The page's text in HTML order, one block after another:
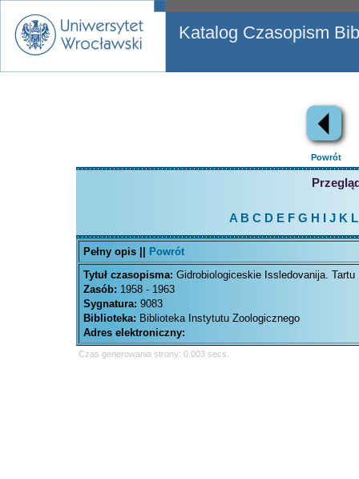
Katalog Czasopism
Powrót
A B C D EFG H J K L
Pełny opis ||
Powrót
Tytuł czasopisma: Gidrobiologiceskie Issledovanija. Tartu
Zasób: 1958 - 1963
Sygnatura: 9083
Biblioteka: Biblioteka Instytutu Zoologicznego
Adres elektroniczny:
Czas generowania strony: 0.003 secs.